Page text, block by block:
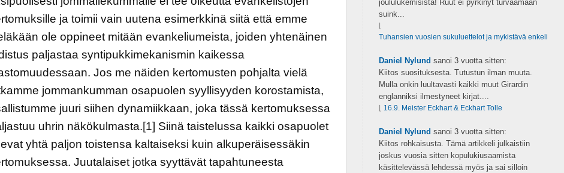
ja toimii vain uutena esimerkkinä siitä että emme
ole oppineet mitään evankeliumeista, joiden yhtenäinen
paljastaa syntipukkimekanismin kaikessa
Jos me näiden kertomusten pohjalta vielä
jommankumman osapuolen syyllisyyden korostamista,
juuri siihen dynamiikkaan, joka tässä kertomuksessa
uhrin näkökulmasta.[1] Siinä taistelussa kaikki osapuolet
yhtä paljon toistensa kaltaiseksi kuin alkuperäisessäkin
Juutalaiset jotka syyttävät tapahtuneesta
joululukemisista! Ruut ei pyrkinyt turvaamaan
suink...
Tuhansien vuosien sukuluettelot ja mykistävä enkeli
Daniel Nylund sanoi 3 vuotta sitten:
Kiitos suosituksesta. Tutustun ilman muuta.
Mulla onkin luultavasti kaikki muut Girardin
englanniksi ilmestyneet kirjat....
16.9. Meister Eckhart & Eckhart Tolle
Daniel Nylund sanoi 3 vuotta sitten:
Kiitos rohkaisusta. Tämä artikkeli julkaistiin
joskus vuosia sitten kopulukiusaamista
käsittelevässä lehdessä myös ja sai silloin